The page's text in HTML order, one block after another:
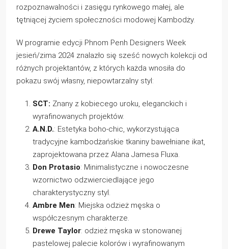
rozpoznawalności i zasięgu rynkowego małej, ale
tętniącej życiem społeczności modowej Kambodży.
W programie edycji Phnom Penh Designers Week
jesień/zima 2024 znalazło się sześć nowych kolekcji od
różnych projektantów, z których każda wnosiła do
pokazu swój własny, niepowtarzalny styl:
SCT: Znany z kobiecego uroku, eleganckich i
wyrafinowanych projektów.
A.N.D.: Estetyka boho-chic, wykorzystująca
tradycyjne kambodżańskie tkaniny bawełniane ikat,
zaprojektowana przez Alana Jamesa Fluxa.
Don Protasio: Minimalistyczne i nowoczesne
wzornictwo odzwierciedlające jego
charakterystyczny styl.
Ambre Men: Miejska odzież męska o
współczesnym charakterze.
Drewe Taylor: odzież męska w stonowanej
pastelowej palecie kolorów i wyrafinowanym